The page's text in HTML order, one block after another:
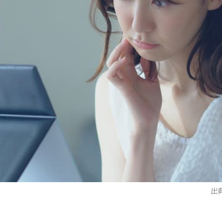
出